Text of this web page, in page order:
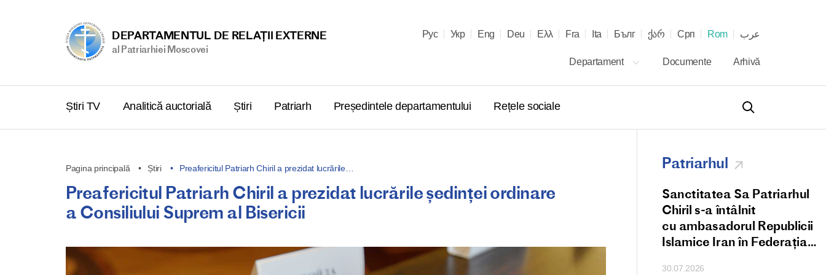
DEPARTAMENTUL DE RELAȚII EXTERNE
al Patriarhiei Moscovei
Рус Укр Eng Deu Ελλ Fra Ita Бълг ქარ Срп Rom عرب
Departament Documente Arhivă
Știri TV Analitică auctorială Știri Patriarh Președintele departamentului Rețele sociale
Pagina principală Știri Preafericitul Patriarh Chiril a prezidat lucrările…
Preafericitul Patriarh Chiril a prezidat lucrările ședinței ordinare
a Consiliului Suprem al Bisericii
Patriarhul
Felicitarea Patriarhului Chiril
alegerii sale pe scaunul papal
08.05.2026
Sanctitatea Sa Patriarhul
Chiril s-a întâlnit
cu ambasadorul Republicii
Islamice Iran în Federația
30.07.2026